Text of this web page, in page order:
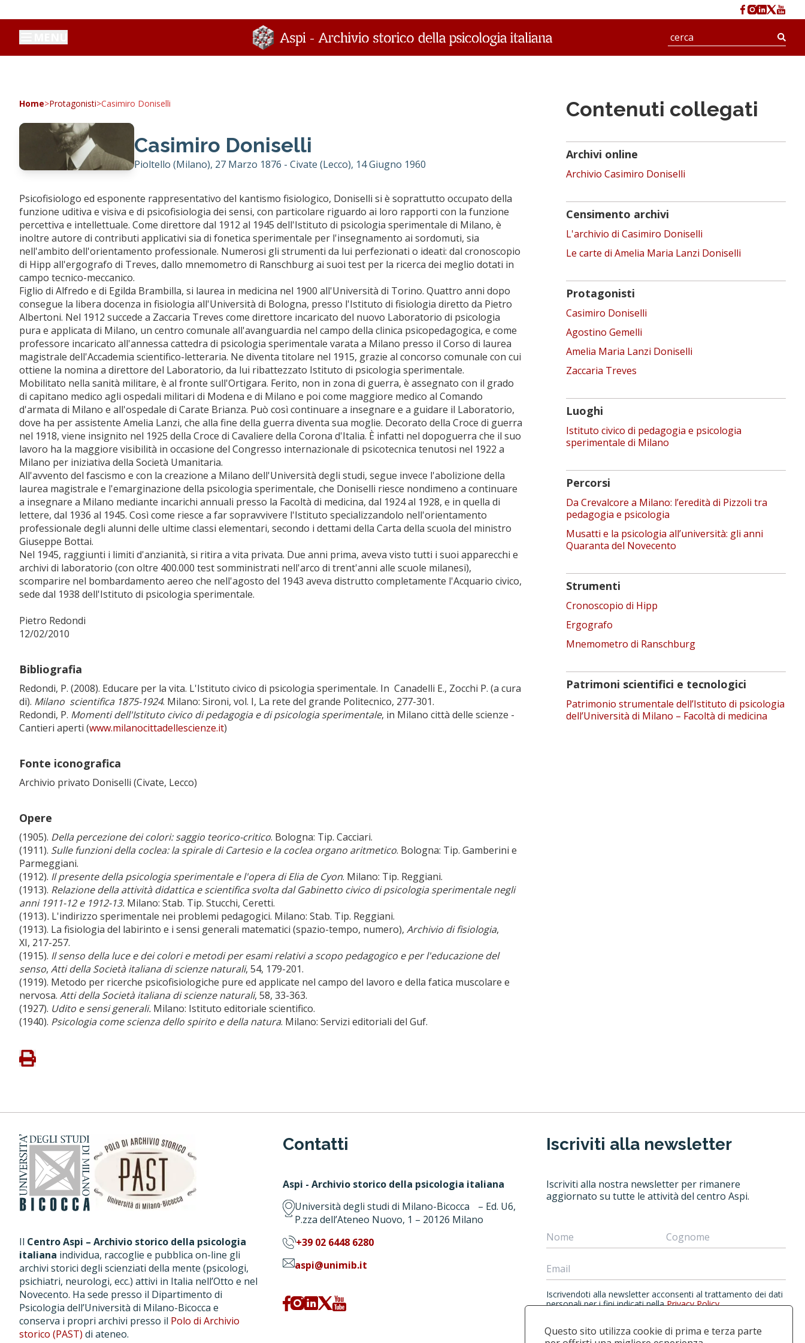
Home>Protagonisti>Casimiro Doniselli
Casimiro Doniselli
Pioltello (Milano), 27 Marzo 1876 - Civate (Lecco), 14 Giugno 1960
Psicofisiologo ed esponente rappresentativo del kantismo fisiologico, Doniselli si è soprattutto occupato della
funzione uditiva e visiva e di psicofisiologia dei sensi, con particolare riguardo ai loro rapporti con la funzione
percettiva e intellettuale. Come direttore dal 1912 al 1945 dell'Istituto di psicologia sperimentale di Milano, è
inoltre autore di contributi applicativi sia di fonetica sperimentale per l'insegnamento ai sordomuti, sia
nell'ambito dell'orientamento professionale. Numerosi gli strumenti da lui perfezionati o ideati: dal cronoscopio
di Hipp all'ergografo di Treves, dallo mnemometro di Ranschburg ai suoi test per la ricerca dei meglio dotati in
campo tecnico-meccanico.
Figlio di Alfredo e di Egilda Brambilla, si laurea in medicina nel 1900 all'Università di Torino. Quattro anni dopo
consegue la libera docenza in fisiologia all'Università di Bologna, presso l'Istituto di fisiologia diretto da Pietro
Albertoni. Nel 1912 succede a Zaccaria Treves come direttore incaricato del nuovo Laboratorio di psicologia
pura e applicata di Milano, un centro comunale all'avanguardia nel campo della clinica psicopedagogica, e come
professore incaricato all'annessa cattedra di psicologia sperimentale varata a Milano presso il Corso di laurea
magistrale dell'Accademia scientifico-letteraria. Ne diventa titolare nel 1915, grazie al concorso comunale con cui
ottiene la nomina a direttore del Laboratorio, da lui ribattezzato Istituto di psicologia sperimentale.
Mobilitato nella sanità militare, è al fronte sull'Ortigara. Ferito, non in zona di guerra, è assegnato con il grado
di capitano medico agli ospedali militari di Modena e di Milano e poi come maggiore medico al Comando
d'armata di Milano e all'ospedale di Carate Brianza. Può così continuare a insegnare e a guidare il Laboratorio,
dove ha per assistente Amelia Lanzi, che alla fine della guerra diventa sua moglie. Decorato della Croce di guerra
nel 1918, viene insignito nel 1925 della Croce di Cavaliere della Corona d'Italia. È infatti nel dopoguerra che il suo
lavoro ha la maggiore visibilità in occasione del Congresso internazionale di psicotecnica tenutosi nel 1922 a
Milano per iniziativa della Società Umanitaria.
All'avvento del fascismo e con la creazione a Milano dell'Università degli studi, segue invece l'abolizione della
laurea magistrale e l'emarginazione della psicologia sperimentale, che Doniselli riesce nondimeno a continuare
a insegnare a Milano mediante incarichi annuali presso la Facoltà di medicina, dal 1924 al 1928, e in quella di
lettere, dal 1936 al 1945. Così come riesce a far sopravvivere l'Istituto specializzandolo nell'orientamento
professionale degli alunni delle ultime classi elementari, secondo i dettami della Carta della scuola del ministro
Giuseppe Bottai.
Nel 1945, raggiunti i limiti d'anzianità, si ritira a vita privata. Due anni prima, aveva visto tutti i suoi apparecchi e
archivi di laboratorio (con oltre 400.000 test somministrati nell'arco di trent'anni alle scuole milanesi),
scomparire nel bombardamento aereo che nell'agosto del 1943 aveva distrutto completamente l'Acquario civico,
sede dal 1938 dell'Istituto di psicologia sperimentale.
Pietro Redondi
12/02/2010
Bibliografia
Redondi, P. (2008). Educare per la vita. L'Istituto civico di psicologia sperimentale. In Canadelli E., Zocchi P. (a cura
di). Milano scientifica 1875-1924. Milano: Sironi, vol. I, La rete del grande Politecnico, 277-301.
Redondi, P. Momenti dell'Istituto civico di pedagogia e di psicologia sperimentale, in Milano città delle scienze -
Cantieri aperti (www.milanocittadellescienze.it)
Fonte iconografica
Archivio privato Doniselli (Civate, Lecco)
Opere
(1905). Della percezione dei colori: saggio teorico-critico. Bologna: Tip. Cacciari.
(1911). Sulle funzioni della coclea: la spirale di Cartesio e la coclea organo aritmetico. Bologna: Tip. Gamberini e
Parmeggiani.
(1912). Il presente della psicologia sperimentale e l'opera di Elia de Cyon. Milano: Tip. Reggiani.
(1913). Relazione della attività didattica e scientifica svolta dal Gabinetto civico di psicologia sperimentale negli
anni 1911-12 e 1912-13. Milano: Stab. Tip. Stucchi, Ceretti.
(1913). L'indirizzo sperimentale nei problemi pedagogici. Milano: Stab. Tip. Reggiani.
(1913). La fisiologia del labirinto e i sensi generali matematici (spazio-tempo, numero), Archivio di fisiologia,
XI, 217-257.
(1915). Ilsenso della luce e dei colori e metodi per esami relativi a scopo pedagogico e per l'educazione del
senso, Atti della Società italiana di scienze naturali, 54, 179-201.
(1919). Metodo per ricerche psicofisiologiche pure ed applicate nel campo del lavoro e della fatica muscolare e
nervosa. Atti della Società italiana di scienze naturali, 58, 33-363.
(1927). Udito e sensi generali. Milano: Istituto editoriale scientifico.
(1940). Psicologia come scienza dello spirito e della natura. Milano: Servizi editoriali del Guf.
Contenuti collegati
Archivi online
Archivio Casimiro Doniselli
Censimento archivi
L'archivio di Casimiro Doniselli
Le carte di Amelia Maria Lanzi Doniselli
Protagonisti
Casimiro Doniselli
Agostino Gemelli
Amelia Maria Lanzi Doniselli
Zaccaria Treves
Luoghi
Istituto civico di pedagogia e psicologia
sperimentale di Milano
Percorsi
Da Crevalcore a Milano: l’eredità di Pizzoli tra
pedagogia e psicologia
Musatti e la psicologia all’università: gli anni
Quaranta del Novecento
Strumenti
Cronoscopio di Hipp
Ergografo
Mnemometro di Ranschburg
Patrimoni scientifici e tecnologici
Patrimonio strumentale dell’Istituto di psicologia
dell’Università di Milano – Facoltà di medicina
Il Centro Aspi – Archivio storico della psicologia
italiana individua, raccoglie e pubblica on-line gli
archivi storici degli scienziati della mente (psicologi,
psichiatri, neurologi, ecc.) attivi in Italia nell’Otto e nel
Novecento. Ha sede presso il Dipartimento di
Psicologia dell’Università di Milano-Bicocca e
conserva i propri archivi presso il Polo di Archivio
storico (PAST) di ateneo.
Contatti
Aspi - Archivio storico della psicologia italiana
Università degli studi di Milano-Bicocca – Ed. U6,
P.zza dell’Ateneo Nuovo, 1 – 20126 Milano
+39 02 6448 6280
aspi@unimib.it
Iscriviti alla newsletter
Iscriviti alla nostra newsletter per rimanere
aggiornato su tutte le attività del centro Aspi.
Iscrivendoti alla newsletter acconsenti al trattamento dei dati
personali per i fini indicati nellaPrivacy Policy.
Questo sito utilizza cookie di prima e terza parte